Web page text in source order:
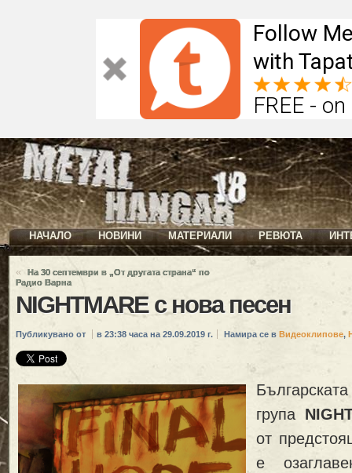
Follow
with
FREE -
НАЧАЛО НОВИНИ МАТЕРИАЛИ РЕВЮТА
«
На 30 септември в „От другата страна“ по
Радио Варна
NIGHTMARE с нова песен
Публикувано от в 23:38 часа на 29.09.2019 г. Намира се в Видеоклипове,
група
от
е